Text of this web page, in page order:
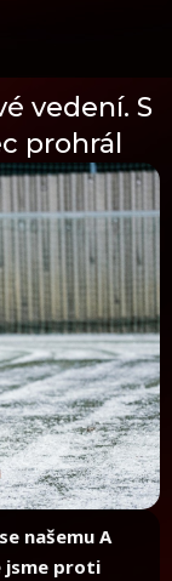
vedení. S
prohrál
našemu A
jsme proti